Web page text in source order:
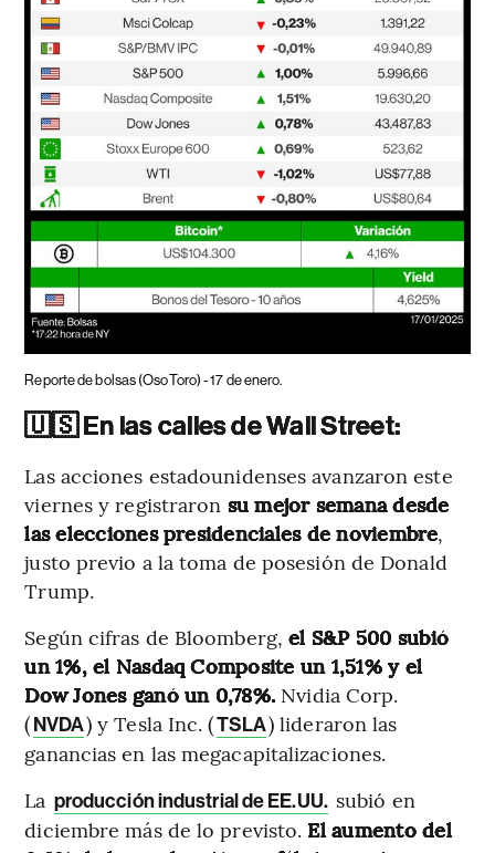
Reporte de bolsas (OsoToro) - 17 de enero.
🇺🇸 En las calles de Wall Street:
Las acciones estadounidenses avanzaron este
viernes y registraron su mejor semana desde
las elecciones presidenciales de noviembre,
justo previo a la toma de posesión de Donald
Trump.
Según cifras de Bloomberg, el S&P 500 subió
un 1%, el Nasdaq Composite un 1,51% y el
Dow Jones ganó un 0,78%. Nvidia Corp.
(NVDA) y Tesla Inc. (TSLA) lideraron las
ganancias en las megacapitalizaciones.
La producción industrial de EE.UU. subió en
diciembre más de lo previsto. El aumento del